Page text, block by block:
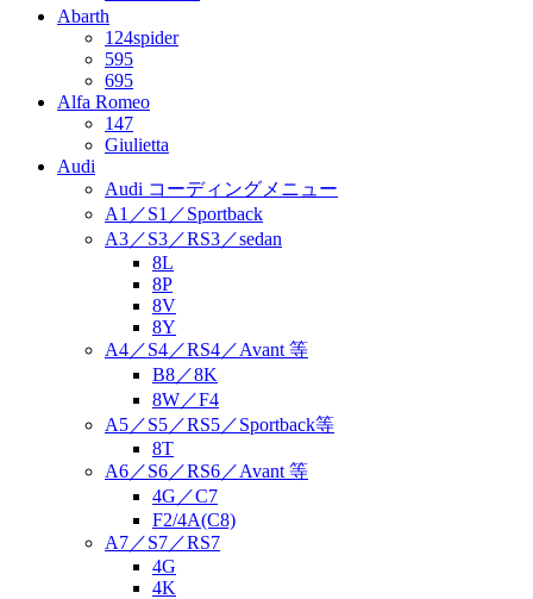
Abarth
124spider
595
695
Alfa Romeo
147
Giulietta
Audi
Audi コーディングメニュー
A1／S1／Sportback
A3／S3／RS3／sedan
8L
8P
8V
8Y
A4／S4／RS4／Avant 等
B8／8K
8W／F4
A5／S5／RS5／Sportback等
8T
A6／S6／RS6／Avant 等
4G／C7
F2/4A(C8)
A7／S7／RS7
4G
4K